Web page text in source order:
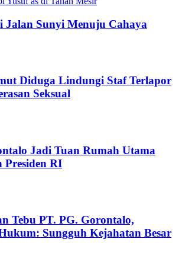
Jalan Sunyi Menuju Cahaya
Diduga Lindungi Staf Terlapor
Seksual
Jadi Tuan Rumah Utama
RI
Tebu PT. PG. Gorontalo,
Sungguh Kejahatan Besar